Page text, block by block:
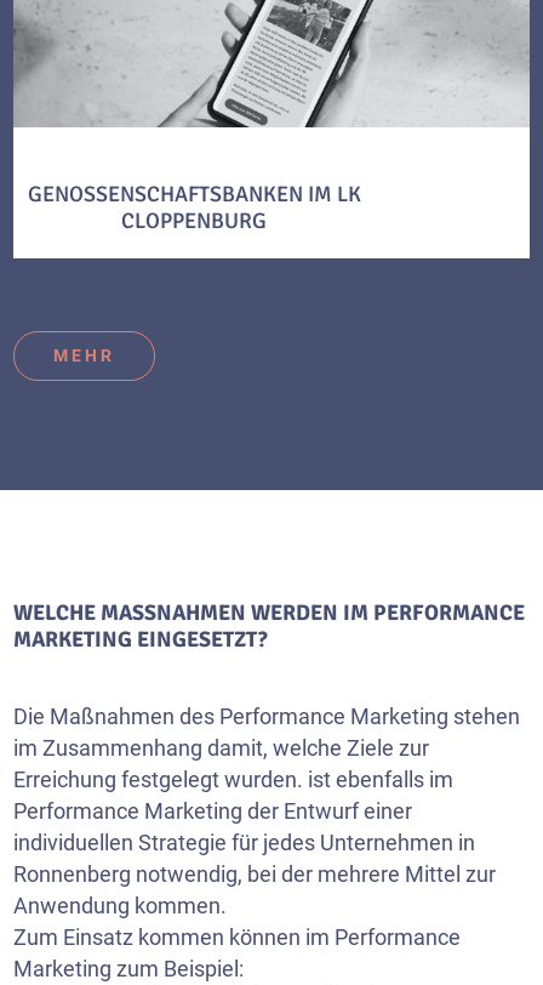
GENOSSENSCHAFTSBANKEN IM LK
CLOPPENBURG
MEHR
WELCHE MASSNAHMEN WERDEN IM PERFORMANCE M
ARKETING EINGESETZT?
Die Maßnahmen des Performance Marketing stehen
im Zusammenhang damit, welche Ziele zur
Erreichung festgelegt wurden. ist ebenfalls im
Performance Marketing der Entwurf einer
individuellen Strategie für jedes Unternehmen in
Ronnenberg notwendig, bei der mehrere Mittel zur
Anwendung kommen.
Zum Einsatz kommen können im Performance
Marketing zum Beispiel: